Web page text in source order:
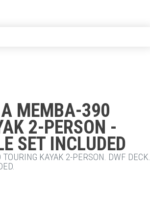
MEMBA-390
2-PERSON -
SET INCLUDED
KAYAK 2-PERSON. DWF DECK.